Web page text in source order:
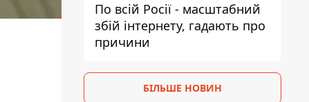
По всій Росії - масштабний
збій інтернету, гадають про
причини
БІЛЬШЕ НОВИН